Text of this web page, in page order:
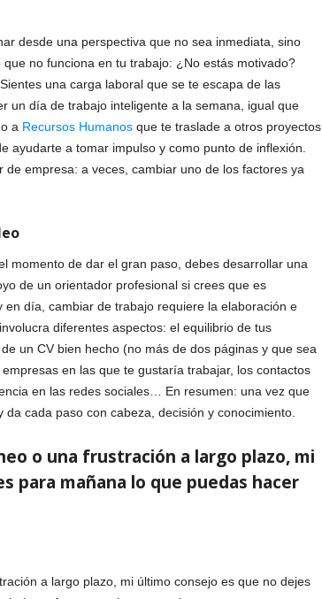
desde una perspectiva que no sea inmediata, sino
no funciona en tu trabajo: ¿No estás motivado?
una carga laboral que se te escapa de las
un día de trabajo inteligente a la semana, igual que
a Recursos Humanosque te traslade a otros proyectos
ayudarte a tomar impulso y como punto de inflexión.
empresa: a veces, cambiar uno de los factores ya
momento de dar el gran paso, debes desarrollar una
de un orientador profesional si crees que es
día, cambiar de trabajo requiere la elaboración e
diferentes aspectos: el equilibrio de tus
un CV bien hecho (no más de dos páginas y que sea
en las que te gustaría trabajar, los contactos
en las redes sociales… En resumen: una vez que
cada paso con cabeza, decisión y conocimiento.
o una frustración a largo plazo, mi
para mañana lo que puedas hacer
a largo plazo, mi último consejo es que no dejes